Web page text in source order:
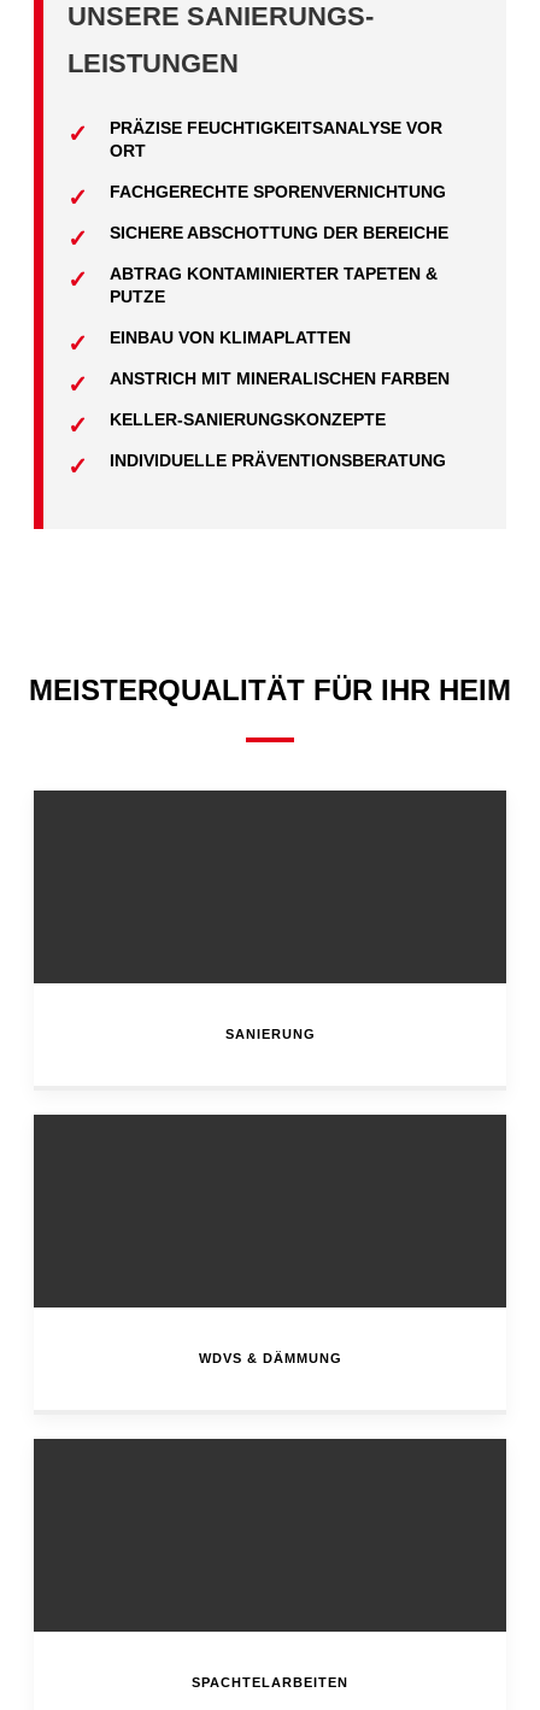
UNSERE SANIERUNGS-
LEISTUNGEN
PRÄZISE FEUCHTIGKEITSANALYSE VOR
ORT
FACHGERECHTE SPORENVERNICHTUNG
SICHERE ABSCHOTTUNG DER BEREICHE
ABTRAG KONTAMINIERTER TAPETEN &
PUTZE
EINBAU VON KLIMAPLATTEN
ANSTRICH MIT MINERALISCHEN FARBEN
KELLER-SANIERUNGSKONZEPTE
INDIVIDUELLE PRÄVENTIONSBERATUNG
MEISTERQUALITÄT FÜR IHR HEIM
SANIERUNG
WDVS & DÄMMUNG
SPACHTELARBEITEN